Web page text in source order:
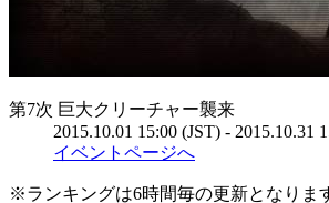
第7次 巨大クリーチャー襲来
2015.10.01 15:00 (JST) - 2015.10.31
イベントページへ
※ランキングは6時間毎の更新となりま